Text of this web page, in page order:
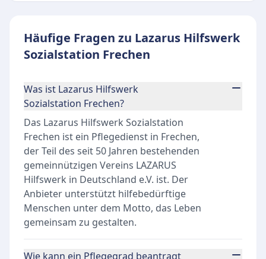
Häufige Fragen zu Lazarus Hilfswerk
Sozialstation Frechen
Was ist Lazarus Hilfswerk
Sozialstation Frechen?
Das Lazarus Hilfswerk Sozialstation
Frechen ist ein Pflegedienst in Frechen,
der Teil des seit 50 Jahren bestehenden
gemeinnützigen Vereins LAZARUS
Hilfswerk in Deutschland e.V. ist. Der
Anbieter unterstützt hilfebedürftige
Menschen unter dem Motto, das Leben
gemeinsam zu gestalten.
Wie kann ein Pflegegrad beantragt